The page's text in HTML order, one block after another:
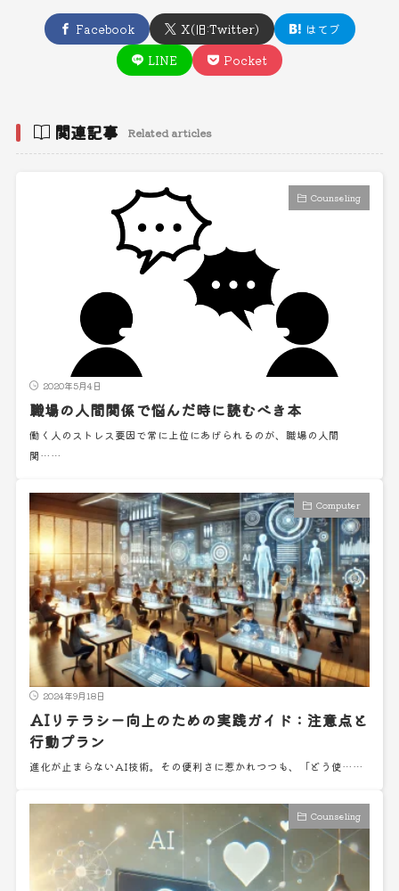
Facebook X(旧:Twitter)
はてブ
LINE
Pocket
関連記事 Related articles
Counseling
2020年5月4日
職場の人間関係で悩んだ時に読むべき本
働く人のストレス要因で常に上位にあげられるのが、職場の人間
関……
Computer
2024年9月18日
AIリテラシー向上のための実践ガイド：注意点と
行動プラン
進化が止まらないAI技術。その便利さに惹かれつつも、「どう使……
Counseling